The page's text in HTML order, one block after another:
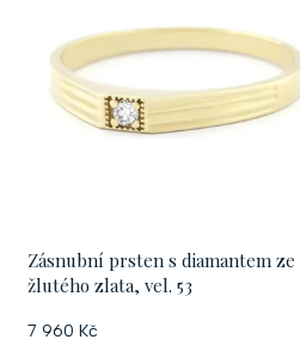
Zásnubní prsten s diamantem ze
žlutého zlata, vel. 53
7 960 Kč